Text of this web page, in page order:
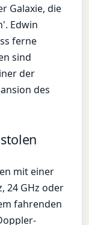
Galaxie, die
Edwin
ferne
sind
der
des
mit einer
24 GHz oder
fahrenden